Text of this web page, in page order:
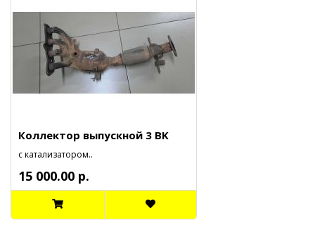
Коллектор выпускной 3 BK
с катализатором..
15 000.00 р.